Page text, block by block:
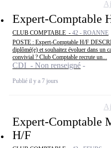
Expert-Comptable
CLUB COMPTABLE - 42 - ROANNE
POSTE : Expert-Comptable H/F
diplômé(e) et souhaitez évoluer dans un
convivial ? Club Comptable recrute un...
CDI - Non renseigné
Publié il y a 7 jours
Expert-Comptable
H/F